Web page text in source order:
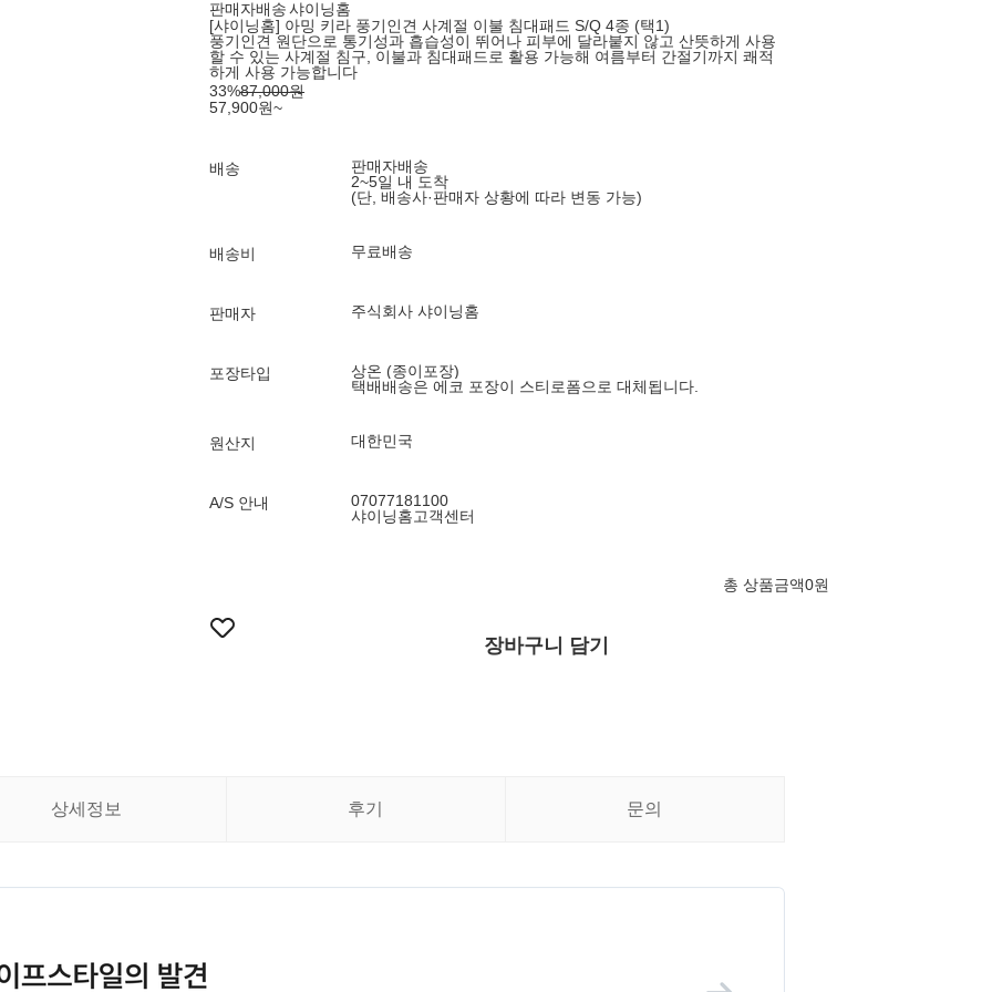
판매자배송샤이닝홈
[샤이닝홈] 아밍 키라 풍기인견 사계절 이불 침대패드 S/Q 4종 (택1)
풍기인견 원단으로 통기성과 흡습성이 뛰어나 피부에 달라붙지 않고 산뜻하게 사용
할 수 있는 사계절 침구, 이불과 침대패드로 활용 가능해 여름부터 간절기까지 쾌적
하게 사용 가능합니다
33%87,000원
57,900원~
배송
판매자배송
2~5일 내 도착
(단, 배송사·판매자 상황에 따라 변동 가능)
배송비 무료배송
판매자 주식회사 샤이닝홈
포장타입
상온 (종이포장)
택배배송은 에코 포장이 스티로폼으로 대체됩니다.
원산지 대한민국
A/S 안내
07077181100
샤이닝홈고객센터
총 상품금액0원
장바구니 담기
상세정보 후기 문의